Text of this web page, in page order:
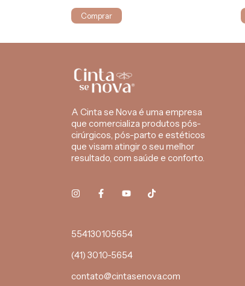
Comprar
A Cinta se Nova é uma empresa
que comercializa produtos pós-
cirúrgicos, pós-parto e estéticos
que visam atingir o seu melhor
resultado, com saúde e conforto.
554130105654
(41) 3010-5654
contato@cintasenova.com